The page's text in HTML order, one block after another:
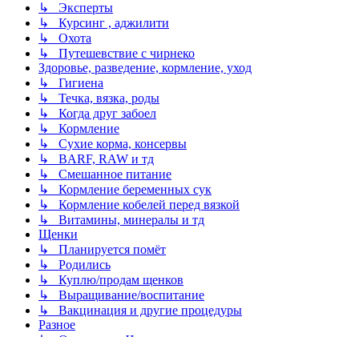
↳ Эксперты
↳ Курсинг , аджилити
↳ Охота
↳ Путешевствие с чирнеко
Здоровье, разведение, кормление, уход
↳ Гигиена
↳ Течка, вязка, роды
↳ Когда друг забоел
↳ Кормление
↳ Сухие корма, консервы
↳ BARF, RAW и тд
↳ Смешанное питание
↳ Кормление беременных сук
↳ Кормление кобелей перед вязкой
↳ Витамины, минералы и тд
Щенки
↳ Планируется помёт
↳ Родились
↳ Куплю/продам щенков
↳ Выращивание/воспитание
↳ Вакцинация и другие процедуры
Разное